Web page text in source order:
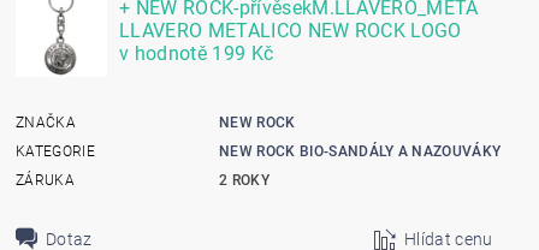
+ NEW ROCK-přívěsekM.LLAVERO_META
LLAVERO METALICO NEW ROCK LOGO
v hodnotě 199 Kč
ZNAČKA
NEW ROCK
KATEGORIE
NEW ROCK BIO-SANDÁLY A NAZOUVÁKY
ZÁRUKA
2 ROKY
Dotaz Hlídat cenu